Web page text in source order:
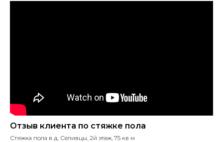
Отзыв клиента по стяжке пола
Стяжка пола в д. Селивцы, 2й этаж, 75 кв м